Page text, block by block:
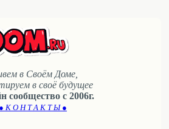
в Своём Доме,
в своё будущее
сообщество с 2006г.
● К О Н Т А К Т Ы ●